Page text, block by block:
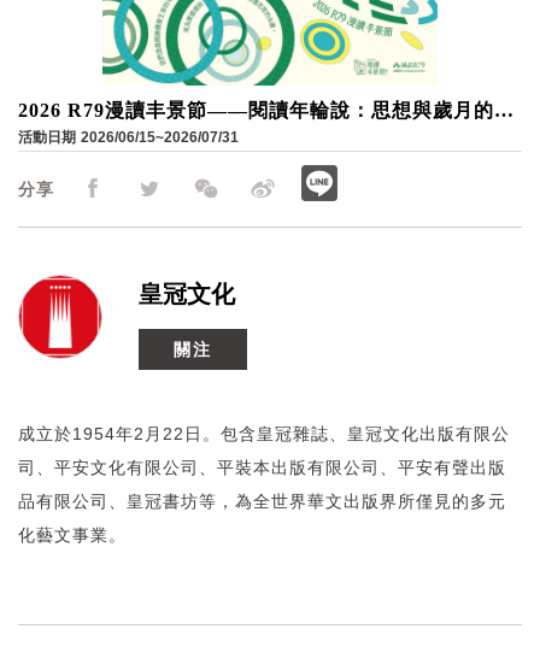
分享
皇冠文化
關注
成立於1954年2月22日。包含皇冠雜誌、皇冠文化出版有限公
司、平安文化有限公司、平裝本出版有限公司、平安有聲出版
品有限公司、皇冠書坊等，為全世界華文出版界所僅見的多元
化藝文事業。
2026 R79漫讀丰景節——閱讀年輪說：思想與歲月的循
環書寫
活動日期 2026/06/15~2026/07/31